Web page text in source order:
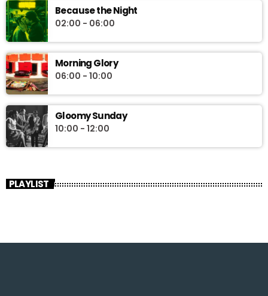
Because the Night
02:00 - 06:00
Morning Glory
06:00 - 10:00
Gloomy Sunday
10:00 - 12:00
PLAYLIST